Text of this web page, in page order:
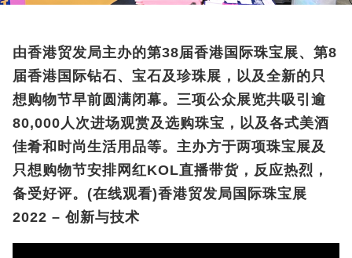
由香港贸发局主办的第38届香港国际珠宝展、第8
届香港国际钻石、宝石及珍珠展，以及全新的只
想购物节早前圆满闭幕。三项公众展览共吸引逾
80,000人次进场观赏及选购珠宝，以及各式美酒
佳肴和时尚生活用品等。主办方于两项珠宝展及
只想购物节安排网红KOL直播带货，反应热烈，
备受好评。 (在线观看)香港贸发局国际珠宝展
2022 – 创新与技术